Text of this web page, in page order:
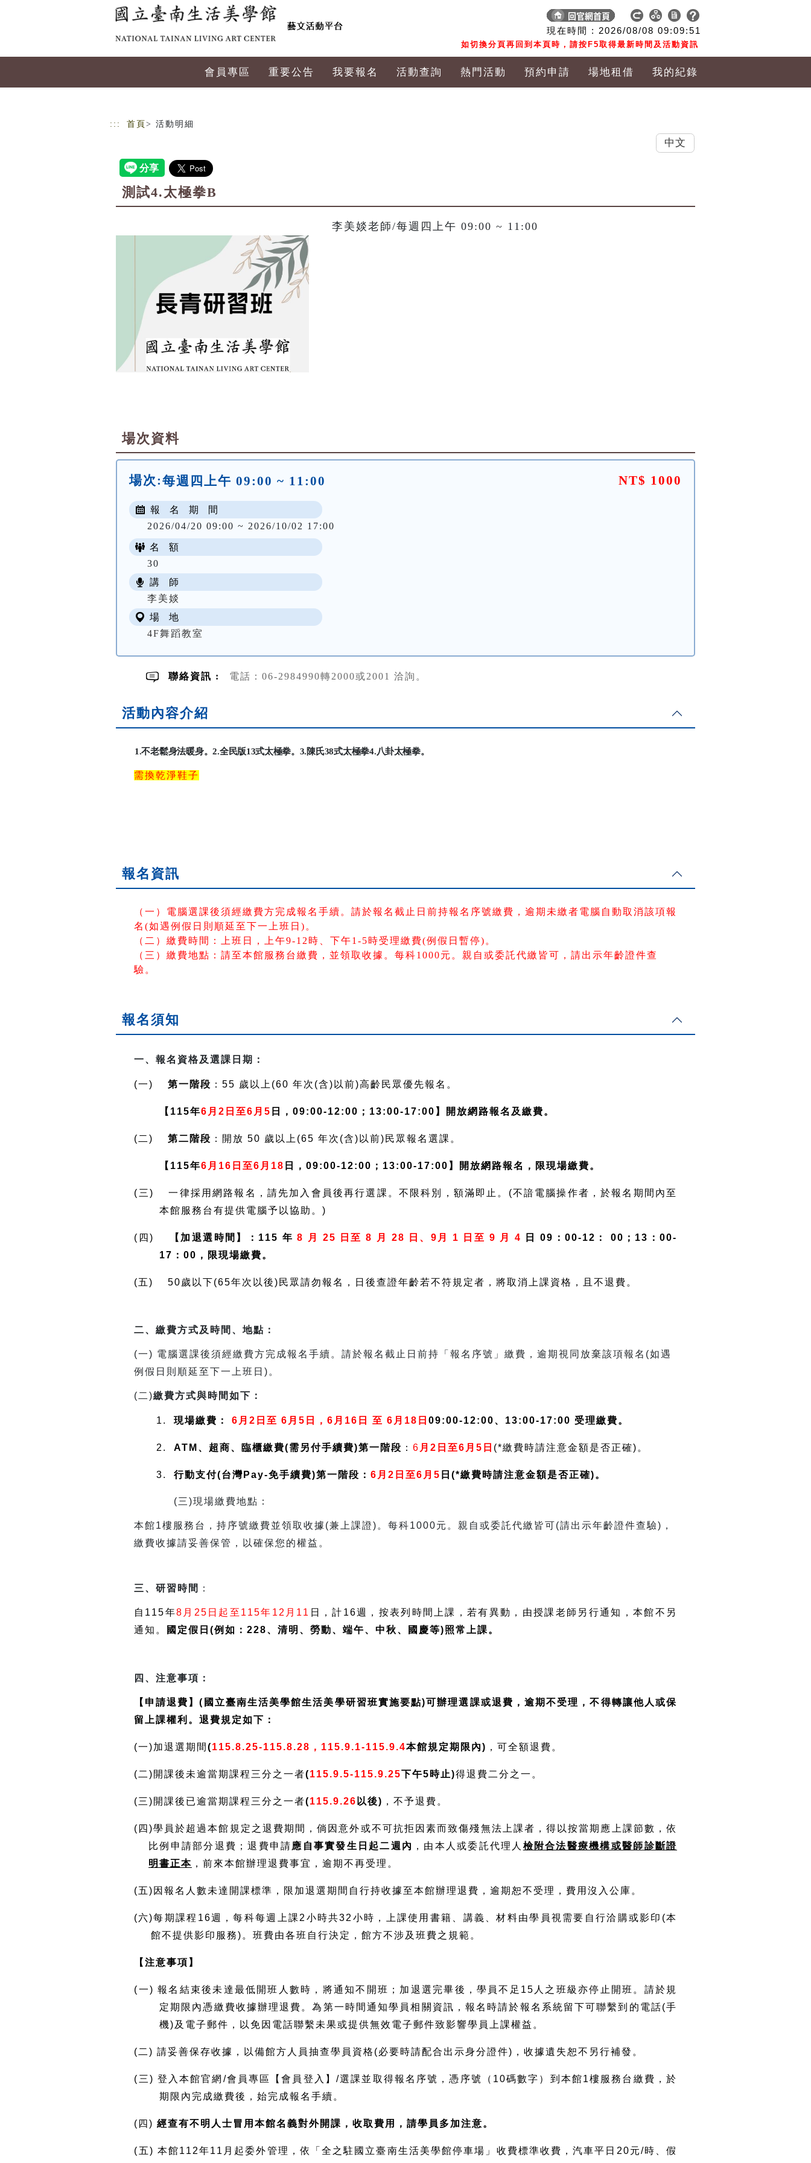
現在時間 : 2026/08/08 09:09:52
如切換分頁再回到本頁時，請按F5取得最新時間及活動資訊
會員專區 重要公告 我要報名 活動查詢 熱門活動 預約申請 場地租借 我的紀錄
::: 首頁 > 活動明細
測試4.太極拳B
李美婒老師/每週四上午 09:00 ~ 11:00
場次資料
場次:每週四上午 09:00 ~ 11:00 NT$ 1000
報 名 期 間
2026/04/20 09:00 ~ 2026/10/02 17:00
名 額
30
講 師
李美婒
場 地
4F舞蹈教室
聯絡資訊 : 電話：06-2984990轉2000或2001 洽詢。
活動內容介紹
1.不老鬆身法暖身。2.全民版13式太極拳。 3.陳氏38式太極拳4.八卦太極拳。
需換乾淨鞋子
報名資訊
（一）電腦選課後須經繳費方完成報名手續。請於報名截止日前持報名序號繳費，逾期未繳者電腦自動取消該項報
名(如遇例假日則順延至下一上班日)。
（二）繳費時間：上班日，上午9-12時、下午1-5時受理繳費(例假日暫停)。
（三）繳費地點：請至本館服務台繳費，並領取收據。每科1000元。親自或委託代繳皆可，請出示年齡證件查
驗。
報名須知
一、報名資格及選課日期：
(一) 第一階段 ：55 歲以上(60 年次(含)以前)高齡民眾優先報名。
【115年6月2日至6月5 日，09:00-12:00；13:00-17:00】開放網路報名及繳費。
(二)第二階段 ：開放 50 歲以上(65 年次(含)以前)民眾報名選課。
【115年6月16日至6月18 日，09:00-12:00；13:00-17:00】開放網路報名，限現場繳費。
(三) 一律採用網路報名，請先加入會員後再行選課。不限科別，額滿即止。(不諳電腦操作者，於報名期間內至
本館服務台有提供電腦予以協助。)
(四) 【加退選時間】：115 年 8 月 25 日至 8 月 28 日、9月 1 日至 9 月 4
日 09：00-12： 00；13：00-
17：00，限現場繳費。
(五) 50歲以下(65年次以後)民眾請勿報名，日後查證年齡若不符規定者，將取消上課資格，且不退費。
二、繳費方式及時間、地點：
(一) 電腦選課後須經繳費方完成報名手續。請於報名截止日前持「報名序號」繳費，逾期視同放棄該項報名(如遇
例假日則順延至下一上班日)。
( 二)繳費方式與時間如下：
1.現場繳費：6月2日至 6月5日，6月16日 至 6月18日09:00-12:00、13:00-17:00 受理繳費。
2.ATM、超商、臨櫃繳費(需另付手續費)第一階段 ：6 月2日至6月5日 (*繳費時請注意金額是否正確)。
3.行動支付(台灣Pay-免手續費)第一階段：6月2日至6月5 日(*繳費時請注意金額是否正確)。
(三)現場繳費地點：
本館1樓服務台，持序號繳費並領取收據(兼上課證)。每科1000元。親自或委託代繳皆可(請出示年齡證件查驗)，
繳費收據請妥善保管，以確保您的權益。
三、研習時間 ：
自115年8月25日起至115年12月11 日，計16週，按表列時間上課，若有異動，由授課老師另行通知，本館不另
通知。
國定假日(例如：228、清明、勞動、端午、中秋、國慶等)照常上課。
四、注意事項：
【申請退費】(國立臺南生活美學館生活美學研習班實施要點)可辦理選課或退費，逾期不受理，不得轉讓他人或保
留上課權利。退費規定如下：
(一)加退選期間(115.8.25-115.8.28，115.9.1-115.9.4本館規定期限內) ，可全額退費。
(二)開課後未逾當期課程三分之一者(115.9.5-115.9.25下午5時止)得退費二分之一。
(三)開課後已逾當期課程三分之一者(115.9.26 以後) ，不予退費。
(四)學員於超過本館規定之退費期間，倘因意外或不可抗拒因素而致傷殘無法上課者，得以按當期應上課節數，依
比例申請部分退費；退費申請 應自事實發生日起二週內 ，由本人或委託代理人 檢附合法醫療機構或醫師診斷證
明書正本 ，前來本館辦理退費事宜，逾期不再受理。
(五)因報名人數未達開課標準，限加退選期間自行持收據至本館辦理退費，逾期恕不受理，費用沒入公庫。
(六)每期課程16週，每科每週上課2小時共32小時，上課使用書籍、講義、材料由學員視需要自行洽購或影印(本
館不提供影印服務)。班費由各班自行決定，館方不涉及班費之規範。
【注意事項】
(一) 報名結束後未達最低開班人數時，將通知不開班；加退選完畢後，學員不足15人之班級亦停止開班。請於規
定期限內憑繳費收據辦理退費。為第一時間通知學員相關資訊，報名時請於報名系統留下可聯繫到的電話(手
機)及電子郵件，以免因電話聯繫未果或提供無效電子郵件致影響學員上課權益。
(二) 請妥善保存收據，以備館方人員抽查學員資格(必要時請配合出示身分證件)，收據遺失恕不另行補發。
(三) 登入本館官網/會員專區【會員登入】/選課並取得報名序號，憑序號（10碼數字）到本館1樓服務台繳費，於
期限內完成繳費後，始完成報名手續。
(四) 經查有不明人士冒用本館名義對外開課，收取費用，請學員多加注意。
(五) 本館112年11月起委外管理，依「全之駐國立臺南生活美學館停車場」收費標準收費，汽車平日20元/時、假